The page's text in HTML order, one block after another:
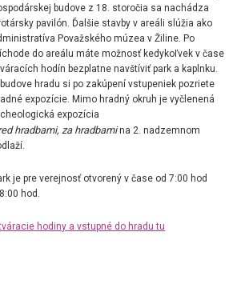
budove z 18. storočia sa nachádza
pavilón. Ďalšie stavby v areáli slúžia ako
Považského múzea v Žiline. Po
do areálu máte možnosť kedykoľvek v čase
hodín bezplatne navštíviť park a kaplnku.
hradu si po zakúpení vstupeniek pozriete
expozície. Mimo hradný okruh je vyčlenená
expozícia
hradbami, za hradbamina 2. nadzemnom
je pre verejnosť otvorený v čase od 7:00 hod
hod.
hodiny a vstupné do hradu tu